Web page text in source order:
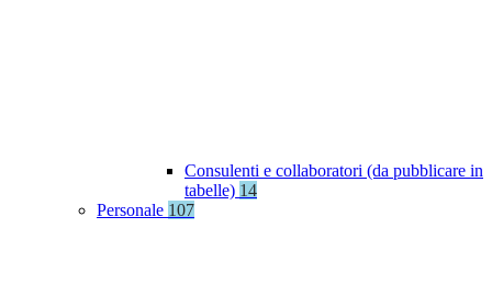
Consulenti e collaboratori (da pubblicare in
tabelle) 14
Personale 107